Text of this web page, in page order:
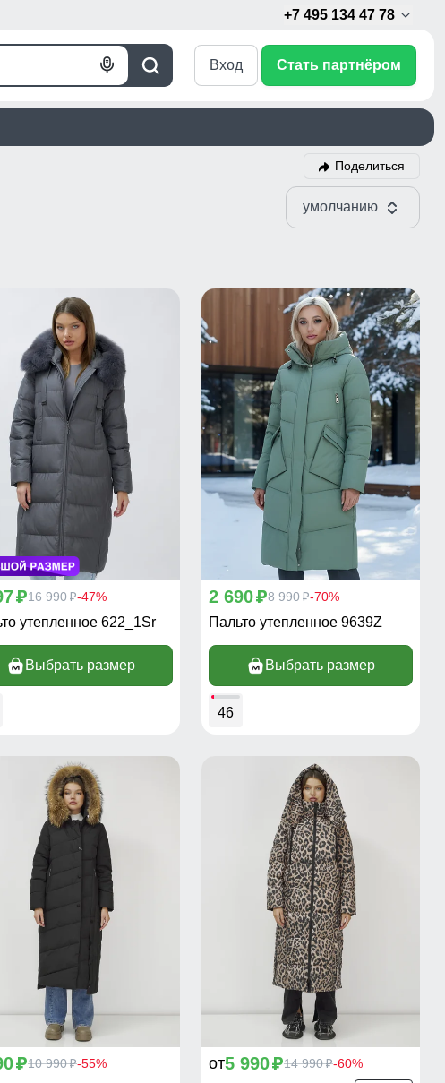
+7 495 134 47 78
Поиск
Голосовой
Вход Стать партнёром
Поделиться
умолчанию
p16 990p-47%
утепленное 622_1Sr
Выбрать размер
2 690p8 990p-70%
Пальто утепленное 9639Z
Выбрать размер
46
p10 990p-55% от5 990p14 990p-60%